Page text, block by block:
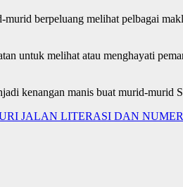
berpeluang melihat pelbagai
untuk melihat atau menghayati
kenangan manis buat murid-murid
JALAN LITERASI DAN